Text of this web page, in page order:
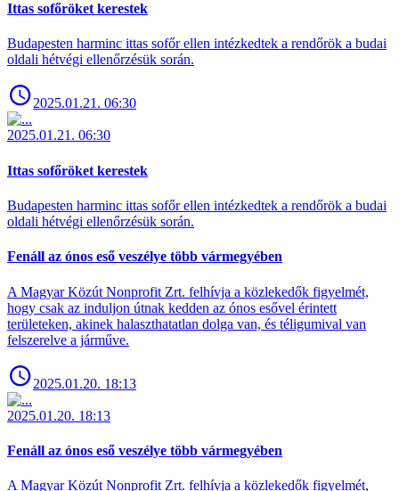
Ittas sofőröket kerestek
Budapesten harminc ittas sofőr ellen intézkedtek a rendőrök a budai
oldali hétvégi ellenőrzésük során.
2025.01.21. 06:30
2025.01.21. 06:30
Ittas sofőröket kerestek
Budapesten harminc ittas sofőr ellen intézkedtek a rendőrök a budai
oldali hétvégi ellenőrzésük során.
Fenáll az ónos eső veszélye több vármegyében
A Magyar Közút Nonprofit Zrt. felhívja a közlekedők figyelmét,
hogy csak az induljon útnak kedden az ónos esővel érintett
területeken, akinek halaszthatatlan dolga van, és téligumival van
felszerelve a járműve.
2025.01.20. 18:13
2025.01.20. 18:13
Fenáll az ónos eső veszélye több vármegyében
A Magyar Közút Nonprofit Zrt. felhívja a közlekedők figyelmét,